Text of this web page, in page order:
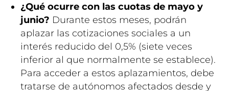
¿Qué ocurre con las cuotas de mayo y
junio? Durante estos meses, podrán
aplazar las cotizaciones sociales a un
interés reducido del 0,5% (siete veces
inferior al que normalmente se establece).
Para acceder a estos aplazamientos, debe
tratarse de autónomos afectados desde y